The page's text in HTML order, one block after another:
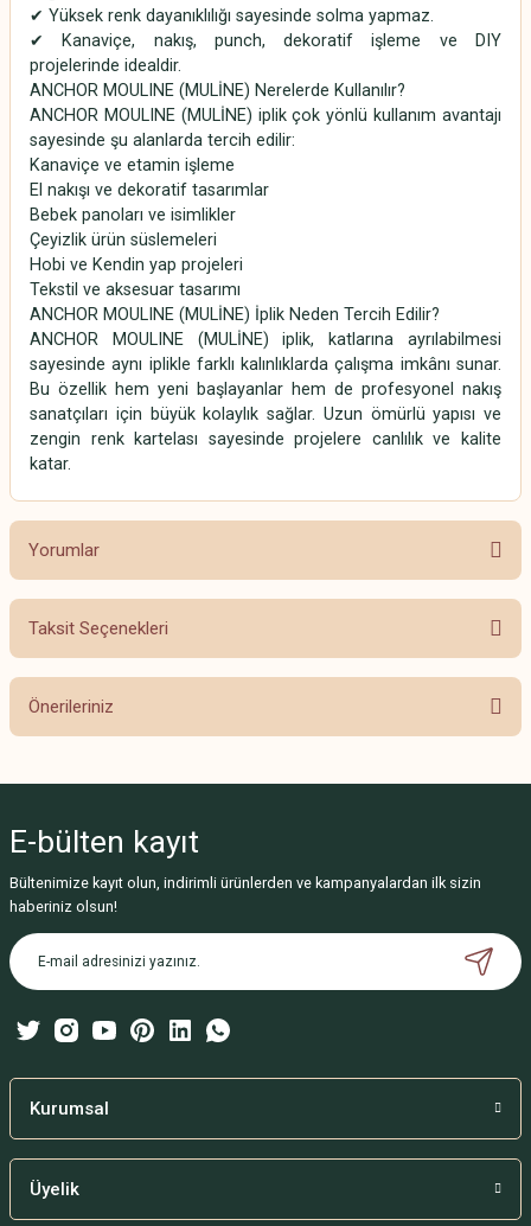
✔ Yüksek renk dayanıklılığı sayesinde solma yapmaz.
✔ Kanaviçe, nakış, punch, dekoratif işleme ve DIY
projelerinde idealdir.
ANCHOR MOULINE (MULİNE) Nerelerde Kullanılır?
ANCHOR MOULINE (MULİNE) iplik çok yönlü kullanım avantajı
sayesinde şu alanlarda tercih edilir:
Kanaviçe ve etamin işleme
El nakışı ve dekoratif tasarımlar
Bebek panoları ve isimlikler
Çeyizlik ürün süslemeleri
Hobi ve Kendin yap projeleri
Tekstil ve aksesuar tasarımı
ANCHOR MOULINE (MULİNE) İplik Neden Tercih Edilir?
ANCHOR MOULINE (MULİNE) iplik, katlarına ayrılabilmesi
sayesinde aynı iplikle farklı kalınlıklarda çalışma imkânı sunar.
Bu özellik hem yeni başlayanlar hem de profesyonel nakış
sanatçıları için büyük kolaylık sağlar. Uzun ömürlü yapısı ve
zengin renk kartelası sayesinde projelere canlılık ve kalite
katar.
Yorumlar
Bu ürüne ilk yorumu siz yapın!
Taksit Seçenekleri
Önerileriniz
Görüş ve önerileriniz için teşekkür ederiz.
Ürün resmi kalitesiz, bozuk veya görüntülenemiyor.
Ürün açıklamasında eksik bilgiler bulunuyor.
Ürün bilgilerinde hatalar bulunuyor.
Bu ürüne benzer farklı alternatifler olmalı.
E-bülten kayıt
Bültenimize kayıt olun, indirimli ürünlerden ve kampanyalardan ilk sizin
haberiniz olsun!
Kurumsal
Üyelik